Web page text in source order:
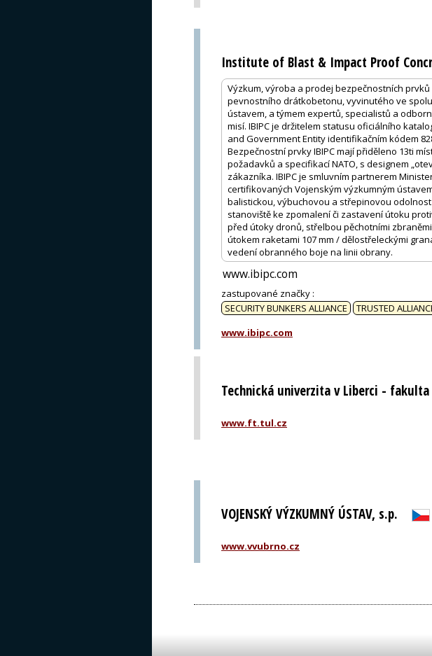
Institute of Blast & Impact Proof
Výzkum, výroba a prodej bezpečnostních
pevnostního drátkobetonu, vyvinutého ve
ústavem, a týmem expertů, specialistů a
misí. IBIPC je držitelem statusu oficiálního
and Government Entity identifikačním kódem
Bezpečnostní prvky IBIPC mají přiděleno 13ti
požadavků a specifikací NATO, s designem
zákazníka. IBIPC je smluvním partnerem
certifikovaných Vojenským výzkumným
balistickou, výbuchovou a střepinovou
stanoviště ke zpomalení či zastavení útoku
před útoky dronů, střelbou pěchotními
útokem raketami 107 mm / dělostřeleckými
vedení obranného boje na linii obrany.
www.ibipc.com
zastupované značky :
SECURITY BUNKERS ALLIANCE
TRUSTED
www.ibipc.com
Technická univerzita v Liberci -
www.ft.tul.cz
VOJENSKÝ VÝZKUMNÝ ÚSTAV, s.p.
www.vvubrno.cz